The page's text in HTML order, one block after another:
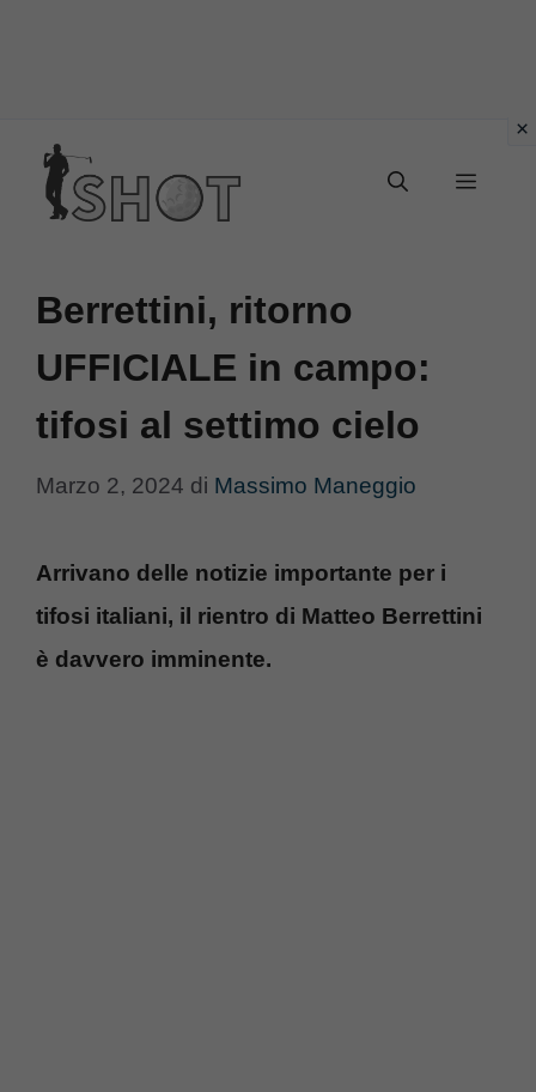
contenuto
Menu
Berrettini, ritorno
UFFICIALE in campo:
tifosi al settimo cielo
Marzo 2, 2024 di Massimo Maneggio
Arrivano delle notizie importante per i
tifosi italiani, il rientro di Matteo Berrettini
è davvero imminente.